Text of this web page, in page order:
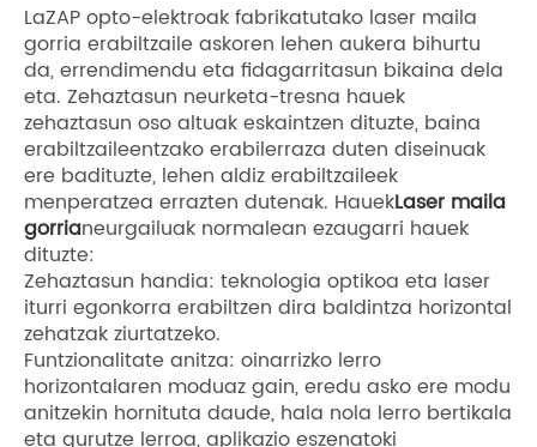
LaZAP opto-elektroak fabrikatutako laser maila
gorria erabiltzaile askoren lehen aukera bihurtu
da, errendimendu eta fidagarritasun bikaina dela
eta. Zehaztasun neurketa-tresna hauek
zehaztasun oso altuak eskaintzen dituzte, baina
erabiltzaileentzako erabilerraza duten diseinuak
ere badituzte, lehen aldiz erabiltzaileek
menperatzea errazten dutenak. HauekLaser maila
gorrianeurgailuak normalean ezaugarri hauek
dituzte:
Zehaztasun handia: teknologia optikoa eta laser
iturri egonkorra erabiltzen dira baldintza horizontal
zehatzak ziurtatzeko.
Funtzionalitate anitza: oinarrizko lerro
horizontalaren moduaz gain, eredu asko ere modu
anitzekin hornituta daude, hala nola lerro bertikala
eta gurutze lerroa, aplikazio eszenatoki